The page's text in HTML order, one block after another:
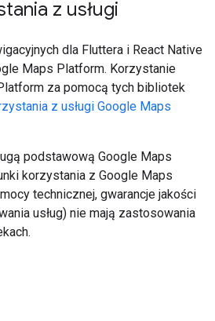
z usługi
dla Fluttera i React Native
Maps Platform. Korzystanie
za pomocą tych bibliotek
z usługi Google Maps
podstawową Google Maps
korzystania z Google Maps
technicznej, gwarancje jakości
usług) nie mają zastosowania